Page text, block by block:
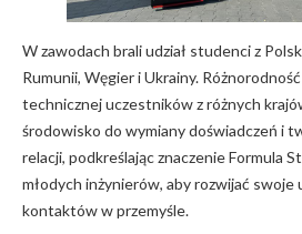
W zawodach brali udział studenci z
Rumunii, Węgier i Ukrainy.
technicznej uczestników z różnych
środowisko do wymiany doświadczeń i
relacji, podkreślając znaczenie Formula
młodych inżynierów, aby rozwijać swoje
kontaktów w przemyśle.